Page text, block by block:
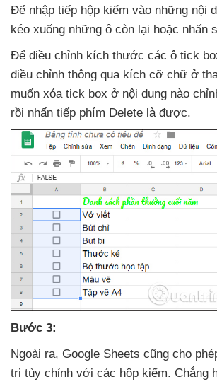
Để nhập tiếp hộp kiểm vào những nội
kéo xuống những ô còn lại hoặc nhấn
Để điều chỉnh kích thước các ô tick
điều chỉnh thông qua kích cỡ chữ ở
muốn xóa tick box ở nội dung nào
rồi nhấn tiếp phím Delete là được.
Bước 3:
Ngoài ra, Google Sheets cũng cho
trị tùy chỉnh với các hộp kiểm. Chẳng